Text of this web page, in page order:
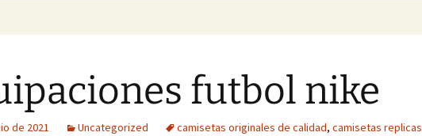
futbol nike
de 2021 Uncategorized camisetas originales de calidad, camisetas replicas